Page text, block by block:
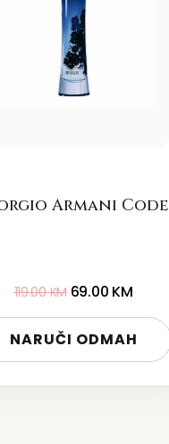
Armani Code
119.00KM 69.00 KM
NARUČI ODMAH